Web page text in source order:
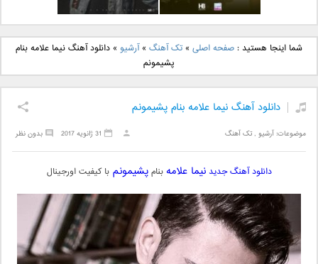
دانلود آهنگ جدید بهنام
بانی بنام قرص قمر 2
دانلود آهنگ جدید علی
یاسینی بنام دورترین نزدیک
شما اینجا هستید :صفحه اصلی »تک آهنگ »آرشیو »دانلود آهنگ نیما علامه بنام
پشیمونم
دانلود آهنگ نیما علامه بنام پشیمونم
موضوعات:آرشیو ,تک آهنگ بدون نظر 31 ژانویه 2017
دانلود آهنگ جدید نیما علامهبنامپشیمونمبا کیفیت اورجینال